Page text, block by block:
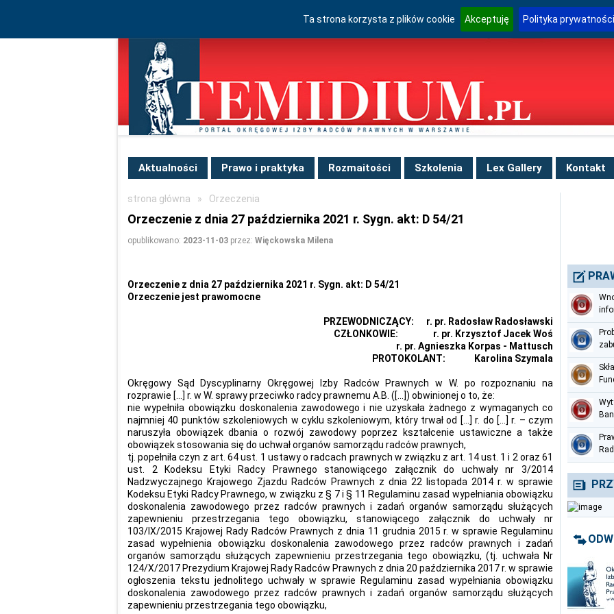
Ta strona korzysta z plików cookie Akceptuję Polityka prywatności
Aktualności Prawo i praktyka Rozmaitości Szkolenia Lex Gallery Kontakt
strona główna » Orzeczenia
Orzeczenie z dnia 27 października 2021 r. Sygn. akt: D 54/21
opublikowano: 2023-11-03 przez: Więckowska Milena
Orzeczenie z dnia 27 października 2021 r. Sygn. akt: D 54/21
Orzeczenie jest prawomocne
PRZEWODNICZĄCY: r. pr. Radosław Radosławski
CZŁONKOWIE: r. pr. Krzysztof Jacek Woś
r. pr. Agnieszka Korpas - Mattusch
PROTOKOLANT: Karolina Szymala
Okręgowy Sąd Dyscyplinarny Okręgowej Izby Radców Prawnych w W. po rozpoznaniu na
rozprawie […] r. w W. sprawy przeciwko radcy prawnemu A.B. ([…]) obwinionej o to, że:
nie wypełniła obowiązku doskonalenia zawodowego i nie uzyskała żadnego z wymaganych co
najmniej 40 punktów szkoleniowych w cyklu szkoleniowym, który trwał od […] r. do […] r. – czym
naruszyła obowiązek dbania o rozwój zawodowy poprzez kształcenie ustawiczne a także
obowiązek stosowania się do uchwał organów samorządu radców prawnych,
tj. popełniła czyn z art. 64 ust. 1 ustawy o radcach prawnych w związku z art. 14 ust. 1 i 2 oraz 61
ust. 2 Kodeksu Etyki Radcy Prawnego stanowiącego załącznik do uchwały nr 3/2014
Nadzwyczajnego Krajowego Zjazdu Radców Prawnych z dnia 22 listopada 2014 r. w sprawie
Kodeksu Etyki Radcy Prawnego, w związku z § 7 i § 11 Regulaminu zasad wypełniania obowiązku
doskonalenia zawodowego przez radców prawnych i zadań organów samorządu służących
zapewnieniu przestrzegania tego obowiązku, stanowiącego załącznik do uchwały nr
103/IX/2015 Krajowej Rady Radców Prawnych z dnia 11 grudnia 2015 r. w sprawie Regulaminu
zasad wypełnienia obowiązku doskonalenia zawodowego przez radców prawnych i zadań
organów samorządu służących zapewnieniu przestrzegania tego obowiązku, (tj. uchwała Nr
124/X/2017 Prezydium Krajowej Rady Radców Prawnych z dnia 20 października 2017 r. w sprawie
ogłoszenia tekstu jednolitego uchwały w sprawie Regulaminu zasad wypełniania obowiązku
doskonalenia zawodowego przez radców prawnych i zadań organów samorządu służących
zapewnieniu przestrzegania tego obowiązku,